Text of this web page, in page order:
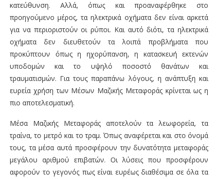
κατεύθυνση. Αλλά, όπως και προαναφέρθηκε στο
προηγούμενο μέρος, τα ηλεκτρικά οχήματα δεν είναι αρκετά
για να περιοριστούν οι ρύποι. Και αυτό διότι, τα ηλεκτρικά
οχήματα δεν διευθετούν τα λοιπά προβλήματα που
προκύπτουν όπως η ηχορύπανση, η κατασκευή εκτενών
υποδομών και το υψηλό ποσοστό θανάτων και
τραυματισμών. Για τους παραπάνω λόγους, η ανάπτυξη και
ευρεία χρήση των Μέσων Μαζικής Μεταφοράς κρίνεται ως η
πιο αποτελεσματική.
Μέσα Μαζικής Μεταφοράς αποτελούν τα λεωφορεία, τα
τραίνα, το μετρό και το τραμ. Όπως αναφέρεται και στο όνομά
τους, τα μέσα αυτά προσφέρουν την δυνατότητα μεταφοράς
μεγάλου αριθμού επιβατών. Οι λύσεις που προσφέρουν
αφορούν το γεγονός πως είναι ευρέως διαθέσιμα σε όλα τα